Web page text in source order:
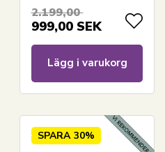
2.199,00
999,00 SEK
Lägg i varukorg
SPARA 30%